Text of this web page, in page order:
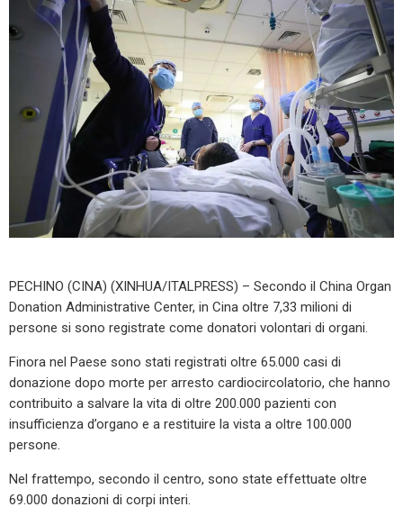
PECHINO (CINA) (XINHUA/ITALPRESS) – Secondo il China Organ
Donation Administrative Center, in Cina oltre 7,33 milioni di
persone si sono registrate come donatori volontari di organi.
Finora nel Paese sono stati registrati oltre 65.000 casi di
donazione dopo morte per arresto cardiocircolatorio, che hanno
contribuito a salvare la vita di oltre 200.000 pazienti con
insufficienza d’organo e a restituire la vista a oltre 100.000
persone.
Nel frattempo, secondo il centro, sono state effettuate oltre
69.000 donazioni di corpi interi.